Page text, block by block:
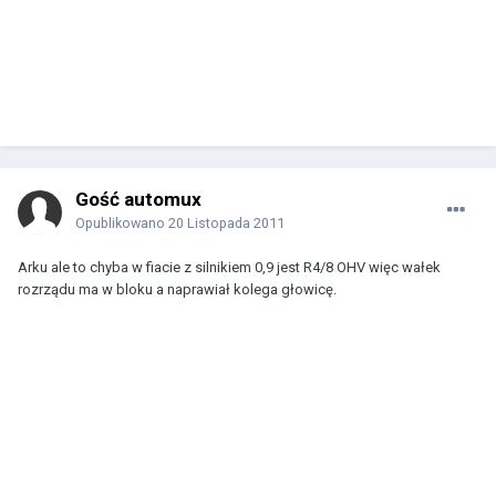
Gość automux
Opublikowano 20 Listopada 2011
Arku ale to chyba w fiacie z silnikiem 0,9 jest R4/8 OHV więc wałek
rozrządu ma w bloku a naprawiał kolega głowicę.